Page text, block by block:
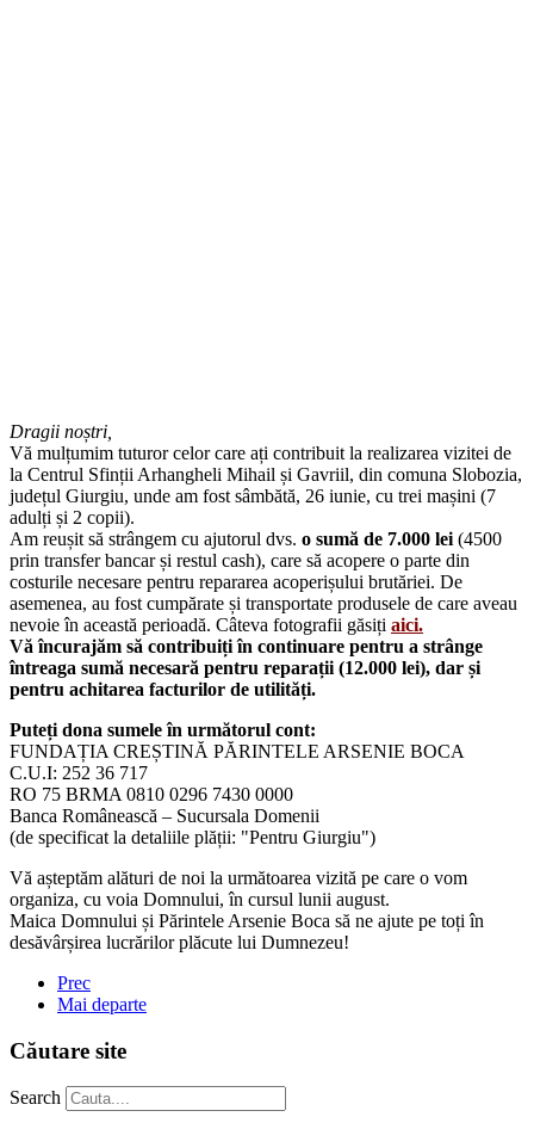
Dragii noștri,
Vă mulțumim tuturor celor care ați contribuit la realizarea vizitei de
la Centrul Sfinții Arhangheli Mihail și Gavriil, din comuna Slobozia,
județul Giurgiu, unde am fost sâmbătă, 26 iunie, cu trei mașini (7
adulți și 2 copii).
Am reușit să strângem cu ajutorul dvs. o sumă de 7.000 lei (4500
prin transfer bancar și restul cash), care să acopere o parte din
costurile necesare pentru repararea acoperișului brutăriei. De
asemenea, au fost cumpărate și transportate produsele de care aveau
nevoie în această perioadă. Câteva fotografii găsiți aici.
Vă încurajăm să contribuiți în continuare pentru a strânge
întreaga sumă necesară pentru reparații (12.000 lei), dar și
pentru achitarea facturilor de utilități.
Puteți dona sumele în următorul cont:
FUNDAȚIA CREȘTINĂ PĂRINTELE ARSENIE BOCA
C.U.I: 252 36 717
RO 75 BRMA 0810 0296 7430 0000
Banca Românească – Sucursala Domenii
(de specificat la detaliile plății: "Pentru Giurgiu")
Vă așteptăm alături de noi la următoarea vizită pe care o vom
organiza, cu voia Domnului, în cursul lunii august.
Maica Domnului și Părintele Arsenie Boca să ne ajute pe toți în
desăvârșirea lucrărilor plăcute lui Dumnezeu!
Prec
Mai departe
Căutare site
Search